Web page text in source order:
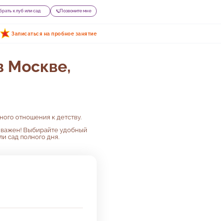
клуб или сад Позвоните мне
Записаться на пробное занятие
Москве,
отношения к детству.
Выбирайте удобный
сад полного дня.